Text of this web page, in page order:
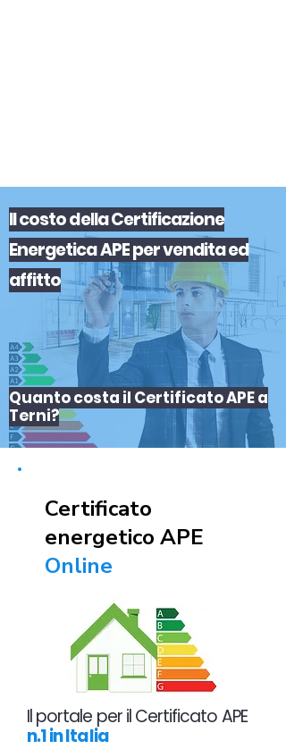
IlcostodellaCertificazione
Energetica APEpervenditaed
affitto
Quanto costa il Certificato APE a
Terni?
Certificato
energetico APE
Online
Il portale per il Certificato APE
n.1 in Italia